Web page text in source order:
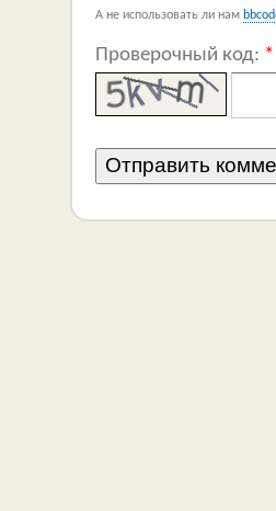
А не использовать ли нам
Проверочный код: *